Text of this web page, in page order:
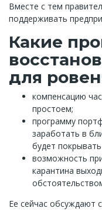
Вместе с тем
поддерживать
Какие
для
компенсацию
простоем;
программу
заработать в
будет
возможность
карантина
Ее сейчас обсуждают